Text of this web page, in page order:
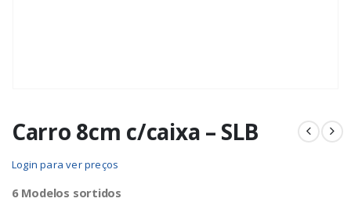
Carro 8cm c/caixa – SLB
Login para ver preços
6 Modelos sortidos